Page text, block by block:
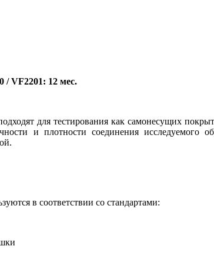
/ VF2201: 12 мес.
для тестирования как самонесущих
и плотности соединения исследуемого
в соответствии со стандартами: